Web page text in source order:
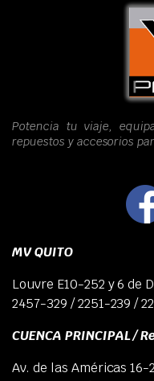
Potencia tu viaje,
repuestos y accesorios
MV QUITO
Louvre E10-252 y 6 de
2457-329 / 2251-239 /
CUENCA PRINCIPAL /
Av. de las Américas 16-